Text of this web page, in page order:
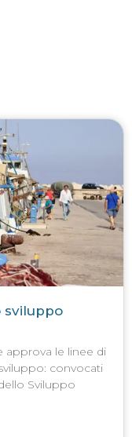
sviluppo
approva le linee di
convocati
Sviluppo